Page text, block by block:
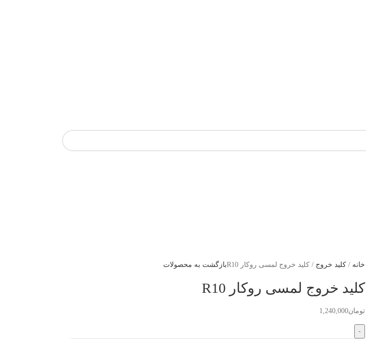
خانه کلید خروج کلید خروج لمسی روکار R10 بازگشت به محصولات
کلید خروج لمسی روکار R10
تومان1,240,000